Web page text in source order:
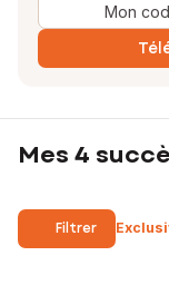
Mon
Mes 4
Filtrer